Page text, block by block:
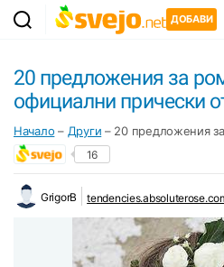
ДОБАВИ
20 предложения за
официални прически
Начало – Други – 20 предложения
16
GrigorB